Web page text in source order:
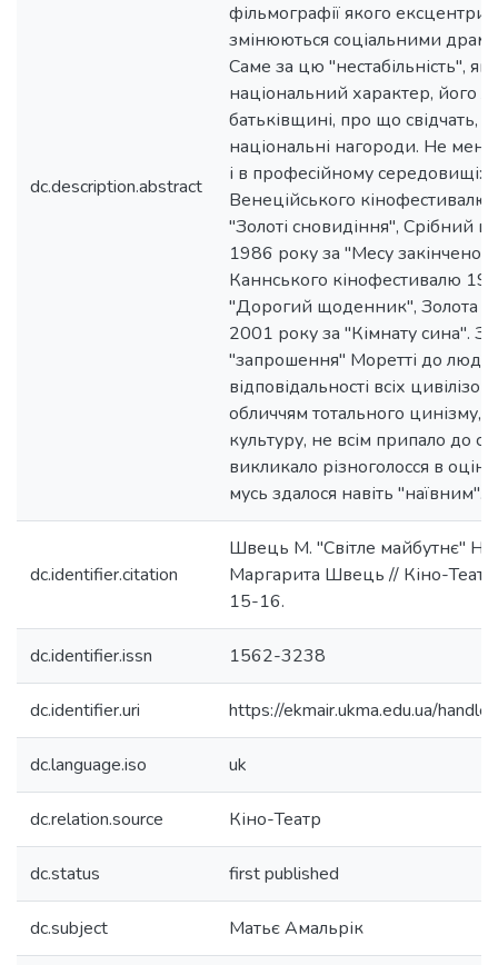
dc.description.abstract
фільмографії якого
змінюються соціальними
Саме за цю "нестабільність",
національний характер, його
батьківщині, про що свідчать,
національні нагороди. Не
і в професійному середовищі:
Венеційського кінофестивалю
"Золоті сновидіння", Срібний
1986 року за "Месу
Каннського кінофестивалю
"Дорогий щоденник", Золота
2001 року за "Кімнату сина".
"запрошення" Моретті до
відповідальності всіх
обличчям тотального цинізму,
культуру, не всім припало до
викликало різноголосся в
мусь здалося навіть "наївним".
dc.identifier.citation
Швець М. "Світле майбутнє"
Маргарита Швець // Кіно-
15-16.
dc.identifier.issn 1562-3238
dc.identifier.uri https://ekmair.ukma.edu.ua/
dc.language.iso uk
dc.relation.source Кіно-Театр
dc.status first published
dc.subject Матьє Амальрік